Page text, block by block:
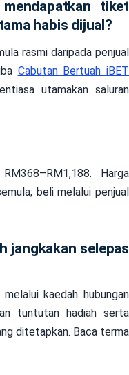
tiket
habis dijual?
rasmi daripada penjual
Cabutan Bertuah iBET
utamakan saluran
Harga
beli melalui penjual
jangkakan selepas
kaedah hubungan
tuntutan hadiah serta
ditetapkan. Baca terma